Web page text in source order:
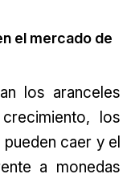
el mercado de
los aranceles
los
caer y el
a monedas